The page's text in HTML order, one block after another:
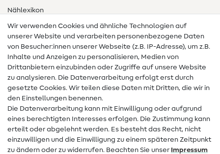
Nählexikon
Nähanleitungen
Hilfe & Kontakt
Kontakt
Infos zum Betreiberwechsel
Widerrufsrecht
Beliebt
Wir verwenden Cookies und ähnliche Technologien auf
unserer Website und verarbeiten personenbezogene Daten
von Besucher:innen unserer Webseite (z.B. IP-Adresse), um z.B.
Inhalte und Anzeigen zu personalisieren, Medien von
Drittanbietern einzubinden oder Zugriffe auf unsere Website
zu analysieren. Die Datenverarbeitung erfolgt erst durch
gesetzte Cookies. Wir teilen diese Daten mit Dritten, die wir in
den Einstellungen benennen.
Die Datenverarbeitung kann mit Einwilligung oder aufgrund
eines berechtigten Interesses erfolgen. Die Zustimmung kann
erteilt oder abgelehnt werden. Es besteht das Recht, nicht
einzuwilligen und die Einwilligung zu einem späteren Zeitpunkt
zu ändern oder zu widerrufen. Beachten Sie unser Impressum